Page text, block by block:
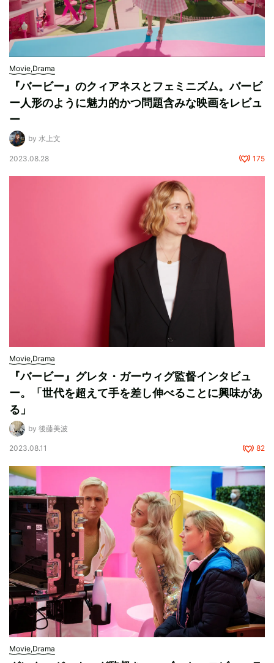
Movie,Drama
『バービー』のクィアネスとフェミニズム。バービ
ー人形のように魅力的かつ問題含みな映画をレビュ
ー
by 水上文
2023.08.28 175
Movie,Drama
『バービー』グレタ・ガーウィグ監督インタビュ
ー。「世代を超えて手を差し伸べることに興味があ
る」
by 後藤美波
2023.08.11 82
Movie,Drama